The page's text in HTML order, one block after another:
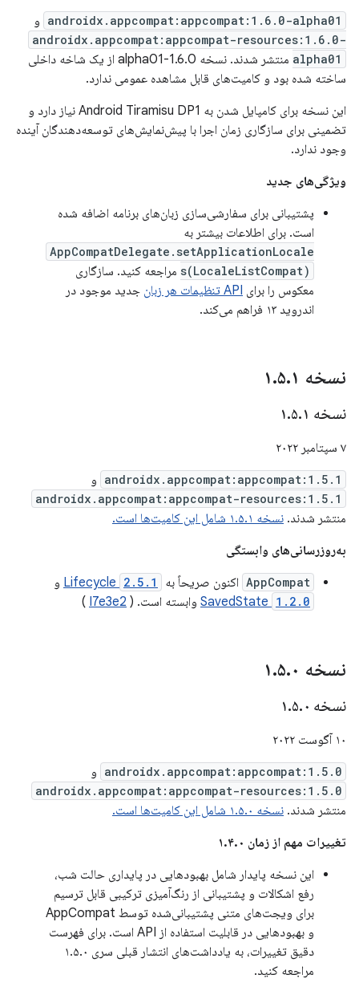
androidx.appcompat:appcompat:1.6.0-alpha01 و
androidx.appcompat:appcompat-resources:1.6.0-
alpha01
منتشر شدند. نسخه 1.6.0-alpha01 از یک شاخه داخلی
ساخته شده بود و کامیت‌های قابل مشاهده عمومی ندارد.
این نسخه برای کامپایل شدن به Android Tiramisu DP1 نیاز دارد و
تضمینی برای سازگاری زمان اجرا با پیش‌نمایش‌های توسعه‌دهندگان آینده
وجود ندارد.
ویژگی‌های جدید
پشتیبانی برای سفارشی‌سازی زبان‌های برنامه اضافه شده
است. برای اطلاعات بیشتر به
AppCompatDelegate.setApplicationLocale
s(LocaleListCompat) مراجعه کنید. سازگاری
معکوس را برای API تنظیمات هر زبان
جدید موجود در
اندروید ۱۳ فراهم می‌کند.
نسخه ۱ .۵.۱
نسخه ۱ .۵.۱
۷ سپتامبر ۲۰۲۲
androidx.appcompat:appcompat:1.5.1 و
androidx.appcompat:appcompat-resources:1.5.1
منتشر شدند. نسخه ۱.۵.۱ شامل این کامیت‌ها است.
به‌روزرسانی‌های وابستگی
AppCompat اکنون صریحاً به Lifecycle 2.5.1
و
SavedState 1.2.0 وابسته است. ( I7e3e2
)
نسخه ۱ .۵.۰
نسخه ۱ .۵.۰
۱۰ آگوست ۲۰۲۲
androidx.appcompat:appcompat:1.5.0 و
androidx.appcompat:appcompat-resources:1.5.0
منتشر شدند. نسخه ۱.۵.۰ شامل این کامیت‌ها است.
تغییرات مهم از زمان ۱.۴.۰
این نسخه پایدار شامل بهبودهایی در پایداری حالت شب،
رفع اشکالات و پشتیبانی از رنگ‌آمیزی ترکیبی قابل ترسیم
برای ویجت‌های متنی پشتیبانی‌شده توسط AppCompat
و بهبودهایی در قابلیت استفاده از API است. برای فهرست
دقیق تغییرات، به یادداشت‌های انتشار قبلی سری ۱.۵.۰
مراجعه کنید.